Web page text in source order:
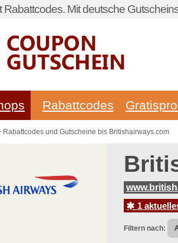
Rabattcodes. Mit deutsche
Rabattcodes
Rabattcodes und Gutscheine bis Britishairways.com
1
Filtern nach: